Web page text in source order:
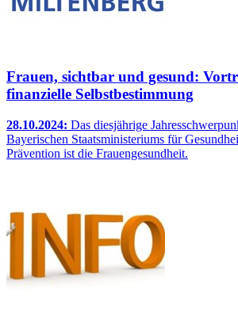
Frauen, sichtbar und gesund:
finanzielle Selbstbestimmung
28.10.2024: Das diesjährige
Bayerischen Staatsministeriums für
Prävention ist die Frauengesundheit.